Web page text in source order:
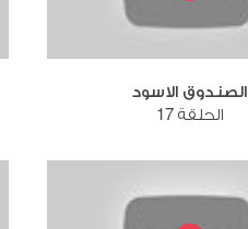
الصندوق الاسود
الحلقة 17